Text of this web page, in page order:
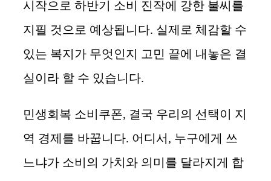
시작으로 하반기 소비 진작에 강한 불씨를
지필 것으로 예상됩니다. 실제로 체감할 수
있는 복지가 무엇인지 고민 끝에 내놓은 결
실이라 할 수 있습니다.
민생회복 소비쿠폰, 결국 우리의 선택이 지
역 경제를 바꿉니다. 어디서, 누구에게 쓰
느냐가 소비의 가치와 의미를 달라지게 합